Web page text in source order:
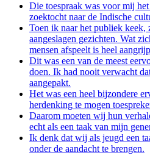
Die toespraak was voor mij
zoektocht naar de Indische
Toen ik naar het publiek keek,
aangeslagen gezichten. Wat
mensen afspeelt is heel
Dit was een van de meest
doen. Ik had nooit verwacht
aangepakt.
Het was een heel bijzondere
herdenking te mogen
Daarom moeten wij hun
echt als een taak van mijn
Ik denk dat wij als jeugd een
onder de aandacht te brengen.